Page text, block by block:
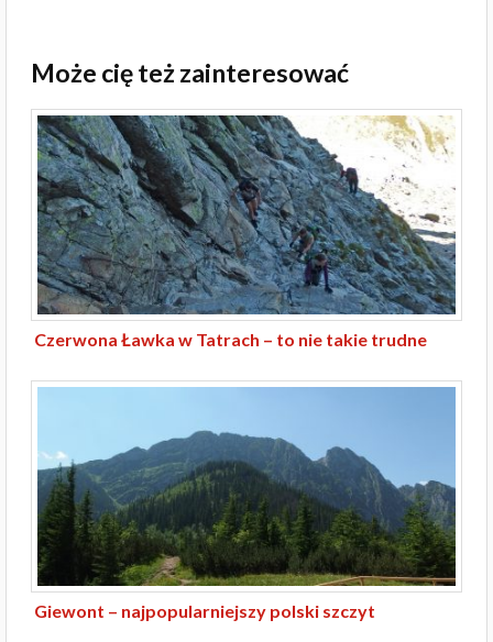
Może cię też zainteresować
Czerwona Ławka w Tatrach – to nie takie trudne
Giewont – najpopularniejszy polski szczyt